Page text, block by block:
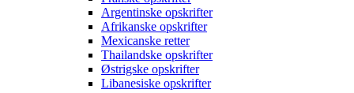
Argentinske opskrifter
Afrikanske opskrifter
Mexicanske retter
Thailandske opskrifter
Østrigske opskrifter
Libanesiske opskrifter